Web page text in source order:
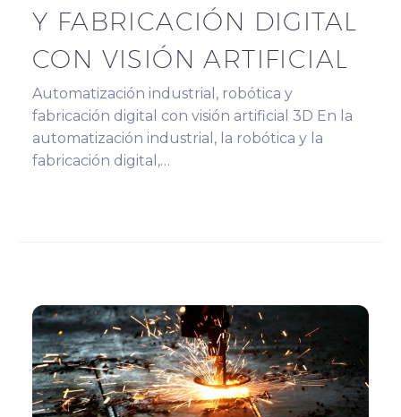
Y FABRICACIÓN DIGITAL
CON VISIÓN ARTIFICIAL
Automatización industrial, robótica y
fabricación digital con visión artificial 3D En la
automatización industrial, la robótica y la
fabricación digital,…